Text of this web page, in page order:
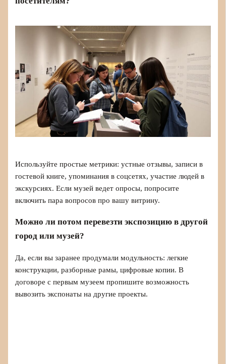
Используйте простые метрики: устные отзывы, записи в
гостевой книге, упоминания в соцсетях, участие людей в
экскурсиях. Если музей ведет опросы, попросите
включить пара вопросов про вашу витрину.
Можно ли потом перевезти экспозицию в другой
город или музей?
Да, если вы заранее продумали модульность: легкие
конструкции, разборные рамы, цифровые копии. В
договоре с первым музеем пропишите возможность
вывозить экспонаты на другие проекты.